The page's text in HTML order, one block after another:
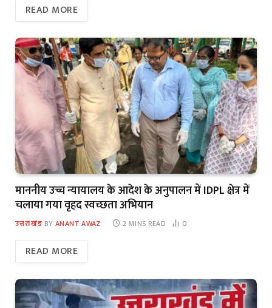
READ MORE
माननीय उच्च न्यायालय के आदेश के अनुपालन में IDPL क्षेत्र में
चलाया गया वृहद स्वच्छता अभियान
उत्तराखंड BY ANANT AWAZ 2 MINS READ 0
READ MORE